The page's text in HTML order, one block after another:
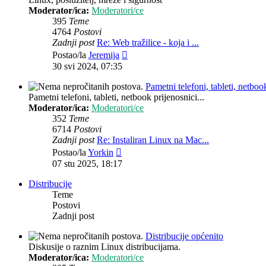
Moderator/ica: Moderatori/ce
395 Teme
4764 Postovi
Zadnji post Re: Web tražilice - koja i ...
Postao/la Jeremija
30 svi 2024, 07:35
Pametni telefoni, tableti,
Pametni telefoni, tableti, netbook prijenosnici...
Moderator/ica: Moderatori/ce
352 Teme
6714 Postovi
Zadnji post Re: Instaliran Linux na Mac...
Postao/laYorkin
post
07 stu 2025, 18:17
Distribucije
Teme
Postovi
Zadnji post
Distribucije općenito
Diskusije o raznim Linux distribucijama.
Moderator/ica: Moderatori/ce